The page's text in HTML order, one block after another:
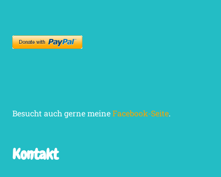
Besucht auch gerne meineFacebook-Seite.
Kontakt